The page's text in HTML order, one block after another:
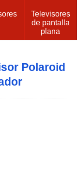
Televisores
de pantalla
plana
Polaroid